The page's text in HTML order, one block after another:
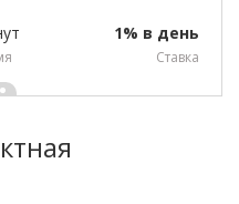
1% в день
Cтавка